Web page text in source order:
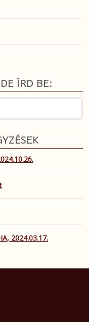
ÍRD BE:
2024.03.17.